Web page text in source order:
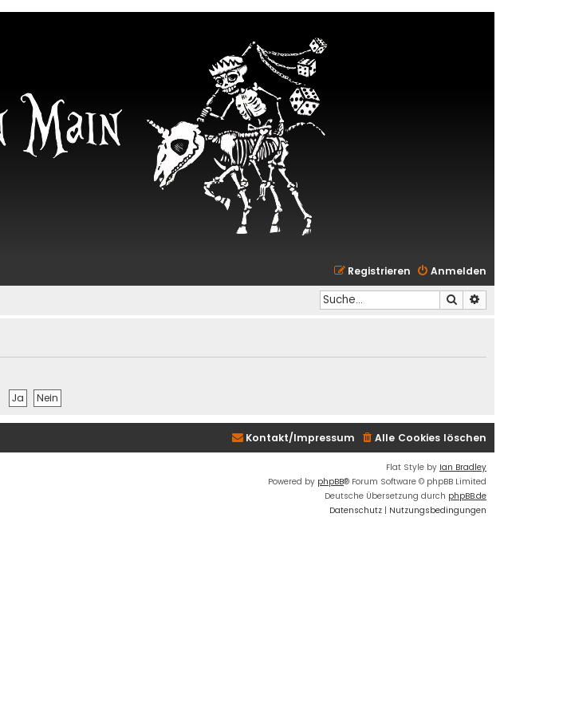
Anmelden
Registrieren
Suche
Alle Cookies löschen
Kontakt/Impressum
Flat Style by Ian Bradley
Powered by phpBB® Forum Software © phpBB Limited
Deutsche Übersetzung durch phpBB.de
Datenschutz | Nutzungsbedingungen